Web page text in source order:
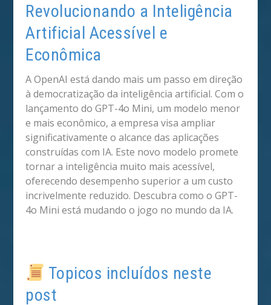
Revolucionando a Inteligência
Artificial Acessível e
Econômica
A OpenAI está dando mais um passo em direção
à democratização da inteligência artificial. Com o
lançamento do GPT-4o Mini, um modelo menor
e mais econômico, a empresa visa ampliar
significativamente o alcance das aplicações
construídas com IA. Este novo modelo promete
tornar a inteligência muito mais acessível,
oferecendo desempenho superior a um custo
incrivelmente reduzido. Descubra como o GPT-
4o Mini está mudando o jogo no mundo da IA.
Topicos incluídos neste
post